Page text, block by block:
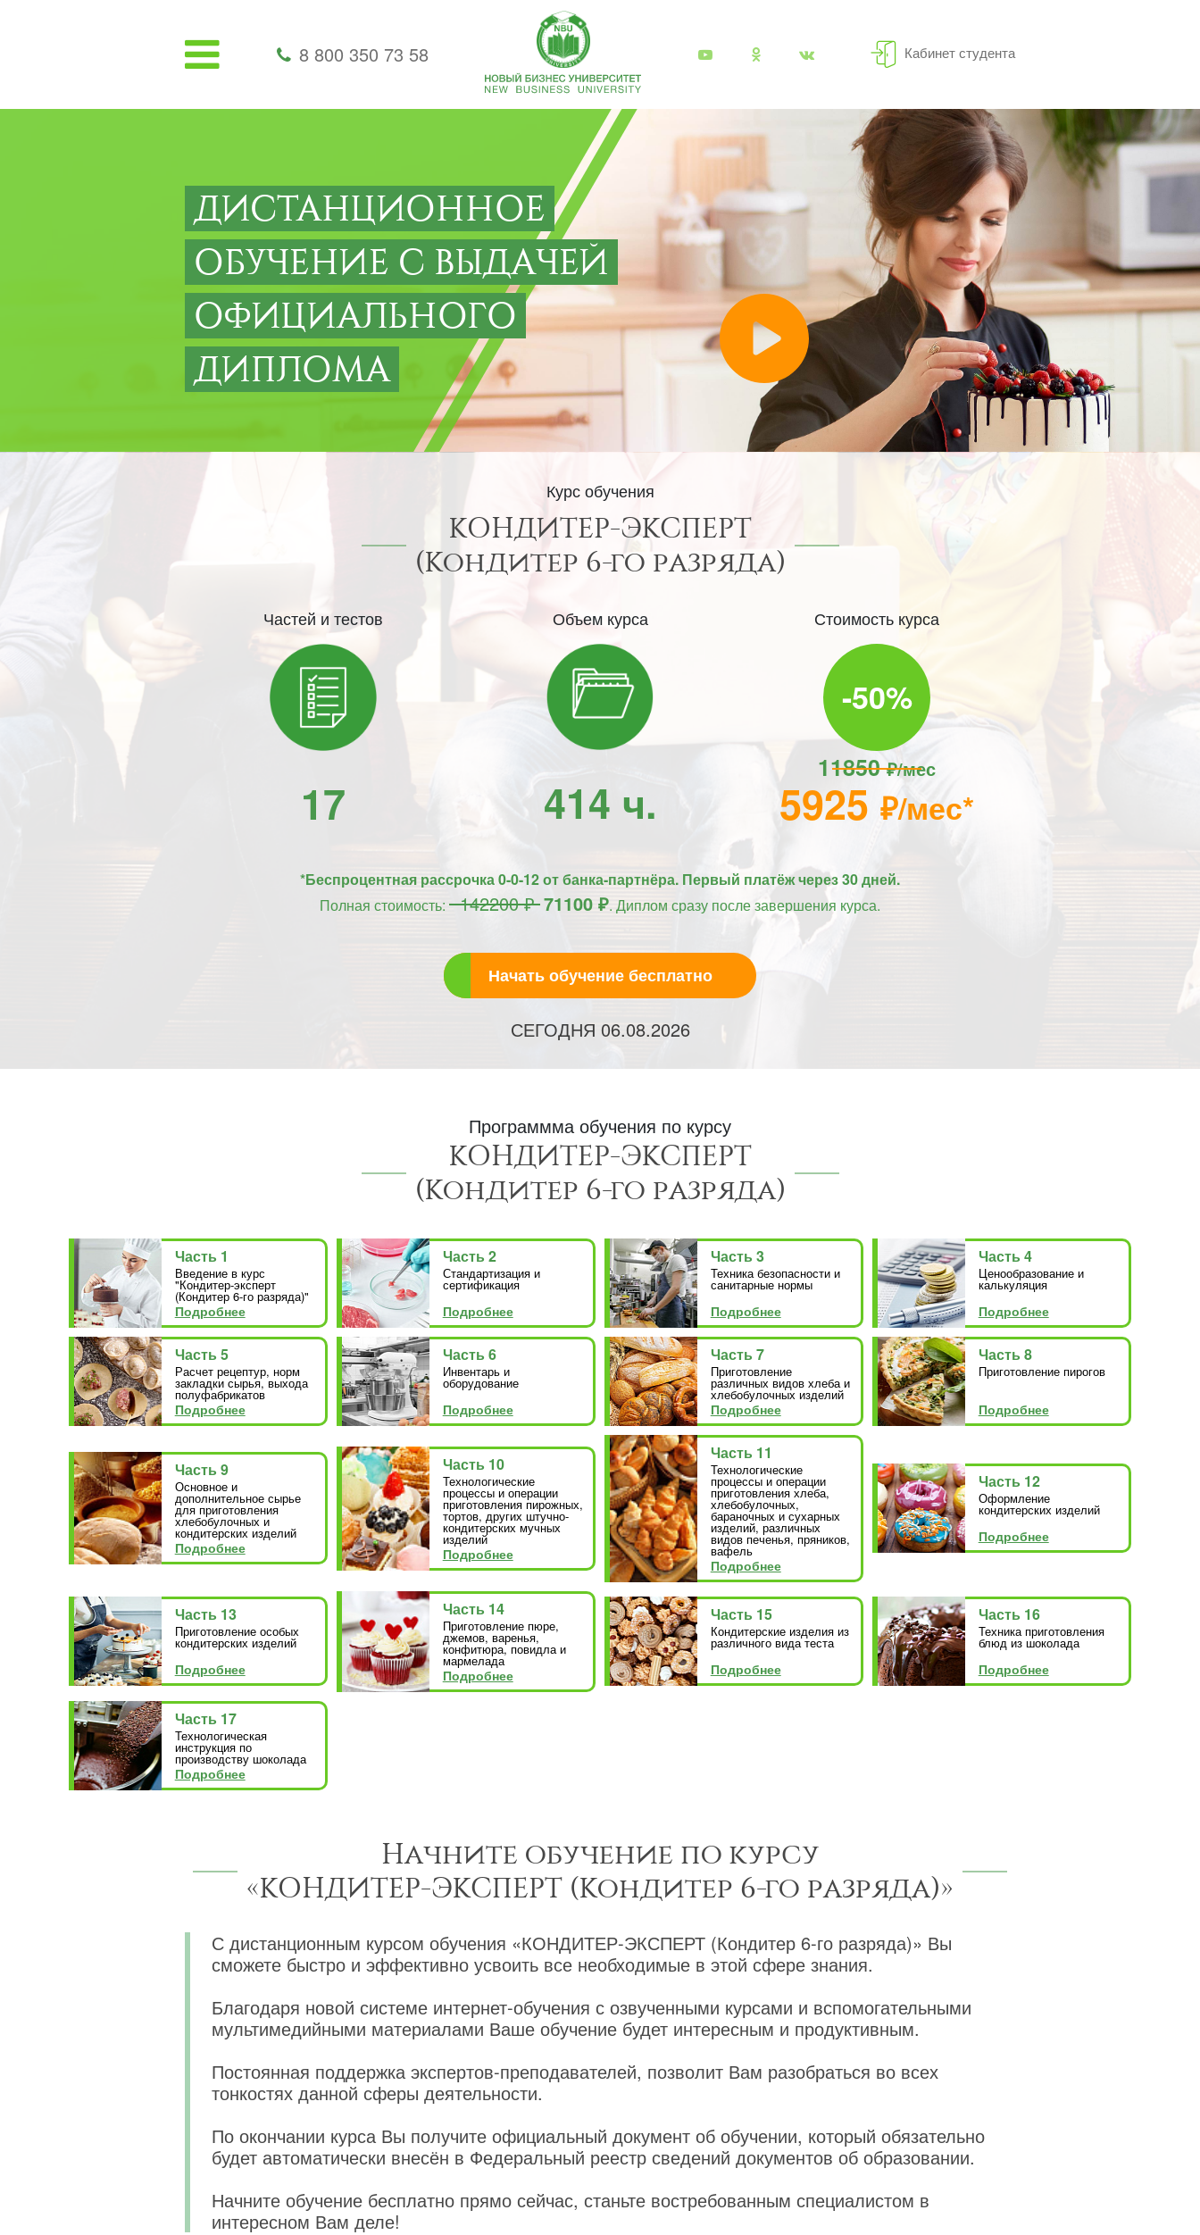
8 800 350 73 58 Кабинет студента
ДИСТАНЦИОННОЕ
ОБУЧЕНИЕ С ВЫДАЧЕЙ
ОФИЦИАЛЬНОГО
ДИПЛОМА
Курс обучения
КОНДИТЕР-ЭКСПЕРТ
(Кондитер 6-го разряда)
Частей и тестов
17
Объем курса
414 ч.
Стоимость курса
-50%
11850₽/мес
5925 ₽/мес*
*Беспроцентная рассрочка 0-0-12 от банка-партнёра. Первый платёж через 30 дней.
Полная стоимость: 142200 ₽71100 ₽. Диплом сразу после завершения курса.
Начать обучение бесплатно
СЕГОДНЯ 06.08.2026
Программма обучения по курсу
КОНДИТЕР-ЭКСПЕРТ
(Кондитер 6-го разряда)
Часть 1
Введение в курс
"Кондитер-эксперт
(Кондитер 6-го разряда)"
Подробнее
Часть 2
Стандартизация и
сертификация
Подробнее
Часть 3
Техника безопасности и
санитарные нормы
Подробнее
Часть 4
Ценообразование и
калькуляция
Подробнее
Часть 5
Расчет рецептур, норм
закладки сырья, выхода
полуфабрикатов
Подробнее
Часть 6
Инвентарь и
оборудование
Подробнее
Часть 7
Приготовление
различных видов хлеба и
хлебобулочных изделий
Подробнее
Часть 8
Приготовление пирогов
Подробнее
Часть 9
Основное и
дополнительное сырье
для приготовления
хлебобулочных и
кондитерских изделий
Подробнее
Часть 10
Технологические
процессы и операции
приготовления пирожных,
тортов, других штучно-
кондитерских мучных
изделий
Подробнее
Часть 11
Технологические
процессы и операции
приготовления хлеба,
хлебобулочных,
бараночных и сухарных
изделий, различных
видов печенья, пряников,
вафель
Подробнее
Часть 12
Оформление
кондитерских изделий
Подробнее
Часть 13
Приготовление особых
кондитерских изделий
Подробнее
Часть 14
Приготовление пюре,
джемов, варенья,
конфитюра, повидла и
мармелада
Подробнее
Часть 15
Кондитерские изделия из
различного вида теста
Подробнее
Часть 16
Техника приготовления
блюд из шоколада
Подробнее
Часть 17
Технологическая
инструкция по
производству шоколада
Подробнее
Начните обучение по курсу
«КОНДИТЕР-ЭКСПЕРТ (Кондитер 6-го разряда)»
С дистанционным курсом обучения «КОНДИТЕР-ЭКСПЕРТ (Кондитер 6-го разряда)» Вы
сможете быстро и эффективно усвоить все необходимые в этой сфере знания.
Благодаря новой системе интернет-обучения с озвученными курсами и вспомогательными
мультимедийными материалами Ваше обучение будет интересным и продуктивным.
Постоянная поддержка экспертов-преподавателей, позволит Вам разобраться во всех
тонкостях данной сферы деятельности.
По окончании курса Вы получите официальный документ об обучении, который обязательно
будет автоматически внесён в Федеральный реестр сведений документов об образовании.
Начните обучение бесплатно прямо сейчас, станьте востребованным специалистом в
интересном Вам деле!